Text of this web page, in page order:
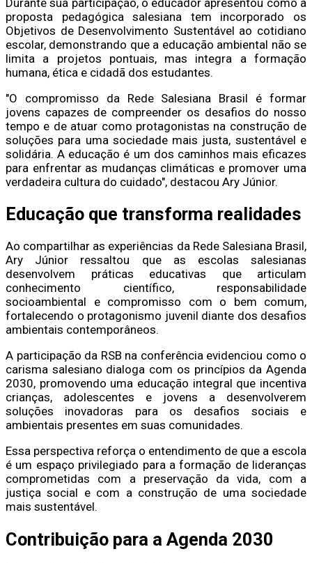
Durante sua participação, o educador apresentou como a
proposta pedagógica salesiana tem incorporado os
Objetivos de Desenvolvimento Sustentável ao cotidiano
escolar, demonstrando que a educação ambiental não se
limita a projetos pontuais, mas integra a formação
humana, ética e cidadã dos estudantes.
"O compromisso da Rede Salesiana Brasil é formar
jovens capazes de compreender os desafios do nosso
tempo e de atuar como protagonistas na construção de
soluções para uma sociedade mais justa, sustentável e
solidária. A educação é um dos caminhos mais eficazes
para enfrentar as mudanças climáticas e promover uma
verdadeira cultura do cuidado", destacou Ary Júnior.
Educação que transforma realidades
Ao compartilhar as experiências da Rede Salesiana Brasil,
Ary Júnior ressaltou que as escolas salesianas
desenvolvem práticas educativas que articulam
conhecimento científico, responsabilidade
socioambiental e compromisso com o bem comum,
fortalecendo o protagonismo juvenil diante dos desafios
ambientais contemporâneos.
A participação da RSB na conferência evidenciou como o
carisma salesiano dialoga com os princípios da Agenda
2030, promovendo uma educação integral que incentiva
crianças, adolescentes e jovens a desenvolverem
soluções inovadoras para os desafios sociais e
ambientais presentes em suas comunidades.
Essa perspectiva reforça o entendimento de que a escola
é um espaço privilegiado para a formação de lideranças
comprometidas com a preservação da vida, com a
justiça social e com a construção de uma sociedade
mais sustentável.
Contribuição para a Agenda 2030